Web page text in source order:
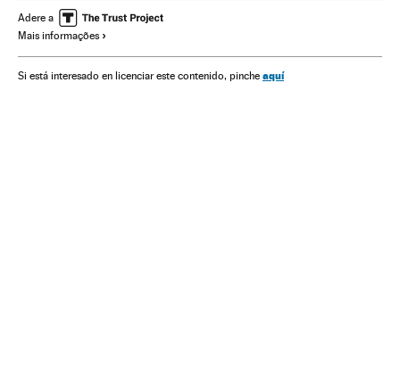
Seleções esportivas Real Madrid
Primeira divisão
Organizações desportivas Competições Esportes
Adere a
Mais informações
Si está interesado en licenciar este contenido, pinche aquí